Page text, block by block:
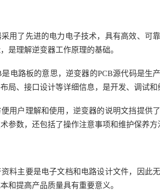
用了先进的电力电子技术，具有高效、可
是理解逆变器工作原理的基础。
是电路板的意思，逆变器的PCB源代码是生
局、接口设计等详细信息，是开发、调试和
用户理解和使用，逆变器的说明文挡提供
参数，还包括了操作注意事项和维护保养方
料主要是电子文档和电路设计文件，因此
和提高产品质量具有重要意义。